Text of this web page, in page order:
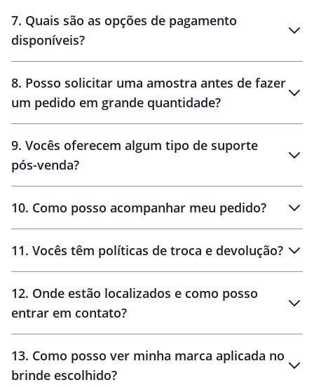
10 dias
brinde
48 horas
7. Quais são as opções de pagamento
disponíveis?
8. Posso solicitar uma amostra antes de fazer
um pedido em grande quantidade?
amostras
9. Vocês oferecem algum tipo de suporte
pós-venda?
10. Como posso acompanhar meu pedido?
11. Vocês têm políticas de troca e devolução?
30 dias
12. Onde estão localizados e como posso
entrar em contato?
13. Como posso ver minha marca aplicada no
brinde escolhido?